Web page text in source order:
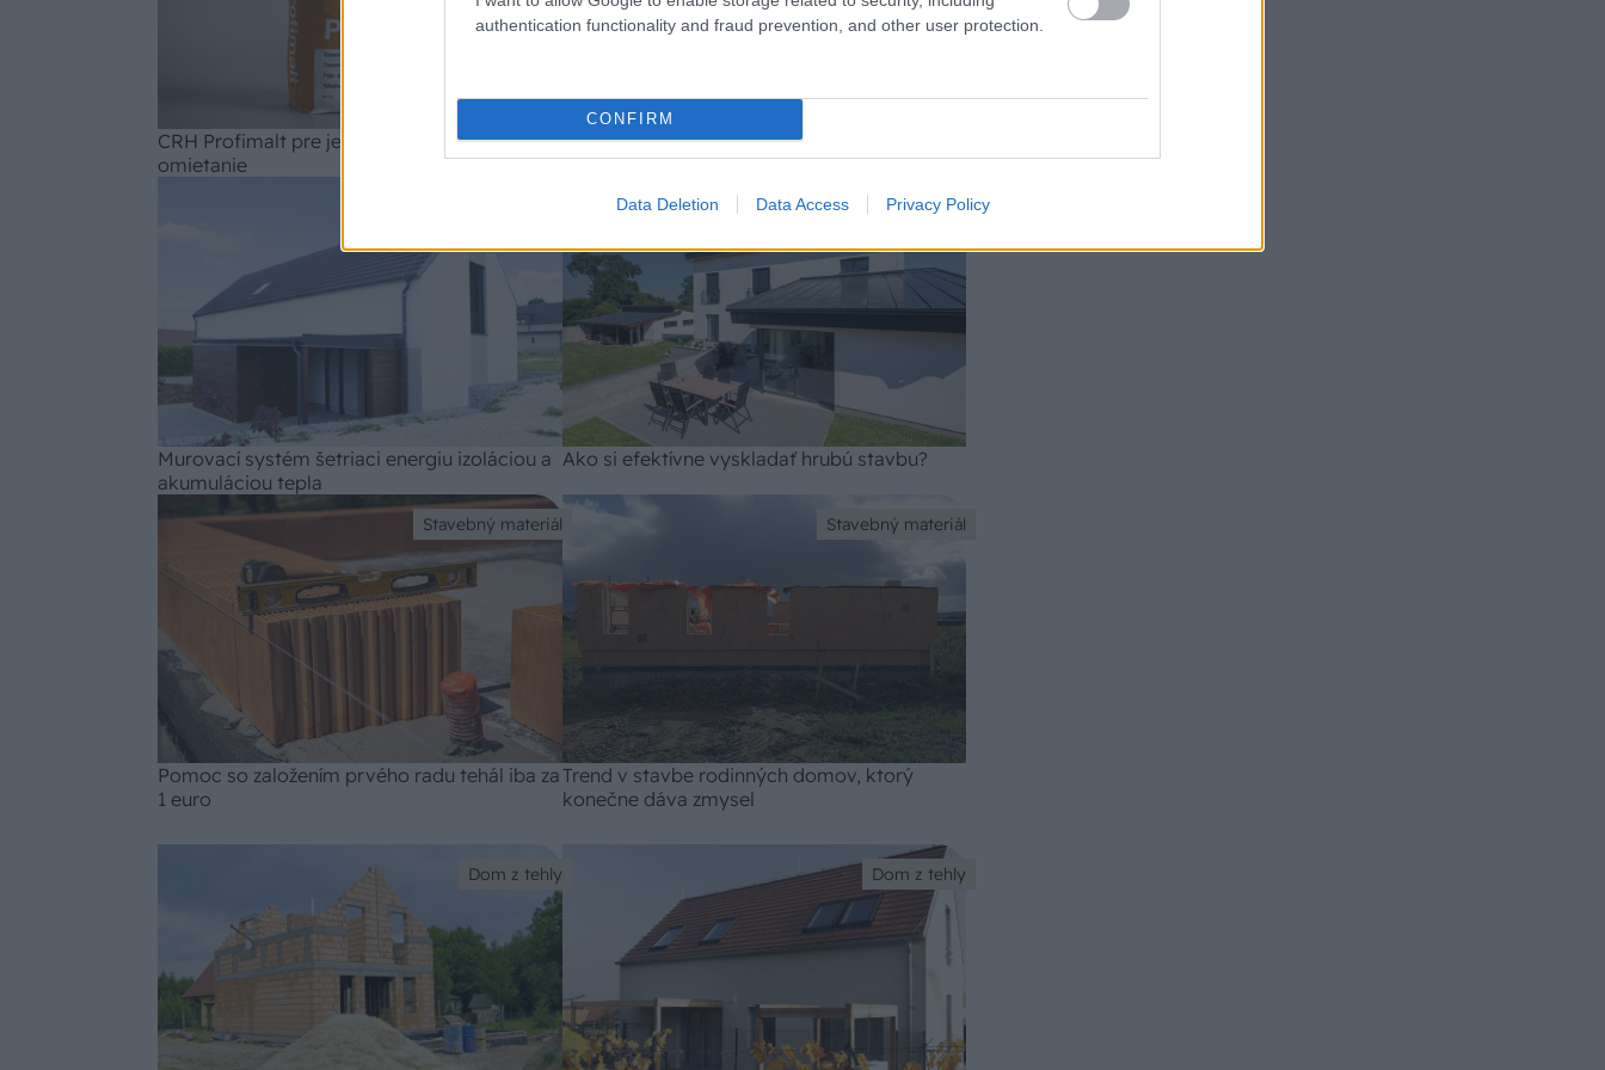
authentication functionality and fraud prevention, and other user protection.
CONFIRM
Data Deletion Data Access Privacy Policy
CRH Profimalt pre jednoduché murovanie a
omietanie
Jednovrstvové murivo nahradzuje
viacvrstvové konštrukcie
Murovací systém šetriaci energiu izoláciou a
akumuláciou tepla
Stavebný materiál
Ako si efektívne vyskladať hrubú stavbu?
Stavebný materiál
Pomoc so založením prvého radu tehál iba za
1 euro
Stavebný materiál
Trend v stavbe rodinných domov, ktorý
konečne dáva zmysel
Dom z tehly Dom z tehly